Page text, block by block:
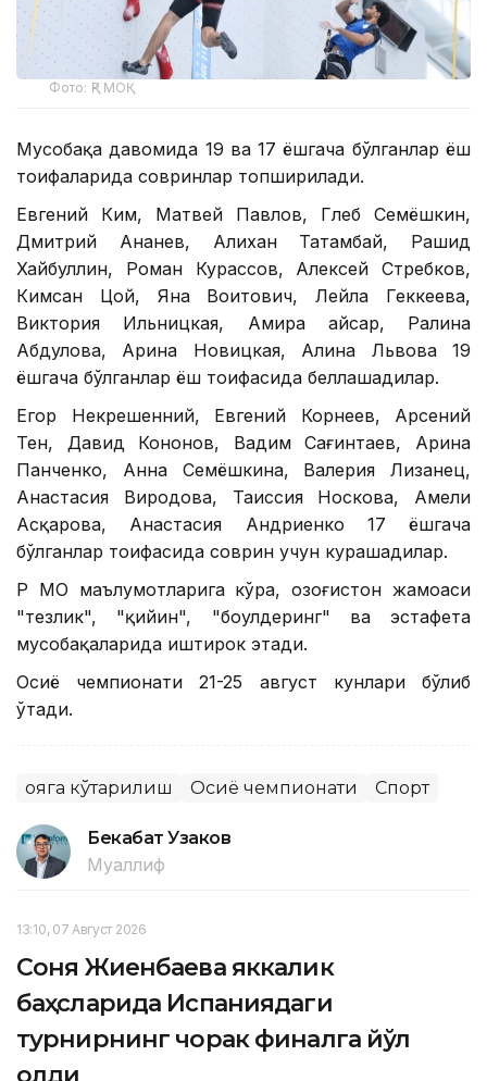
Фото: ҚР МОҚ
Мусобақа давомида 19 ва 17 ёшгача бўлганлар ёш
тоифаларида совринлар топширилади.
Евгений Ким, Матвей Павлов, Глеб Семёшкин,
Дмитрий Ананев, Алихан Татамбай, Рашид
Хайбуллин, Роман Курассов, Алексей Стребков,
Кимсан Цой, Яна Воитович, Лейла Геккеева,
Виктория Ильницкая, Амира Қайсар, Ралина
Абдулова, Арина Новицкая, Алина Львова 19
ёшгача бўлганлар ёш тоифасида беллашадилар.
Егор Некрешенний, Евгений Корнеев, Арсений
Тен, Давид Кононов, Вадим Сағинтаев, Арина
Панченко, Анна Семёшкина, Валерия Лизанец,
Анастасия Виродова, Таиссия Носкова, Амели
Асқарова, Анастасия Андриенко 17 ёшгача
бўлганлар тоифасида соврин учун курашадилар.
ҚР МОҚ маълумотларига кўра, Қозоғистон жамоаси
"тезлик", "қийин", "боулдеринг" ва эстафета
мусобақаларида иштирок этади.
Осиё чемпионати 21-25 август кунлари бўлиб
ўтади.
Қояга кўтарилиш Осиё чемпионати Спорт
Бекабат Узаков
Муаллиф
13:10, 07 Август 2026
Соня Жиенбаева яккалик
баҳсларида Испаниядаги
турнирнинг чорак финалга йўл